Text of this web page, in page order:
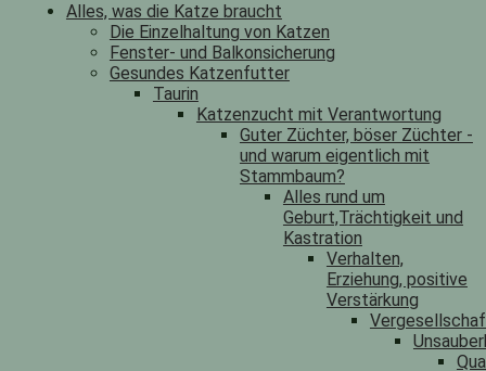
Alles, was die Katze braucht
Die Einzelhaltung von Katzen
Fenster- und Balkonsicherung
Gesundes Katzenfutter
Taurin
Katzenzucht mit Verantwortung
Guter Züchter, böser Züchter -
und warum eigentlich mit
Stammbaum?
Alles rund um
Geburt,Trächtigkeit und
Kastration
Verhalten,
Erziehung, positive
Verstärkung